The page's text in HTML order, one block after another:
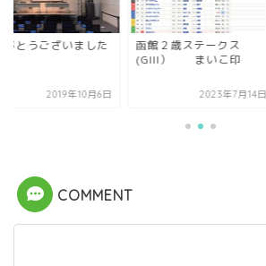
がとうございました
2019年10月6日
函館２歳ステークス
(GIII） まいこ印
2023年7月14日
COMMENT